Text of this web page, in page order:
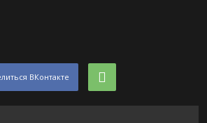
ВКонтакте